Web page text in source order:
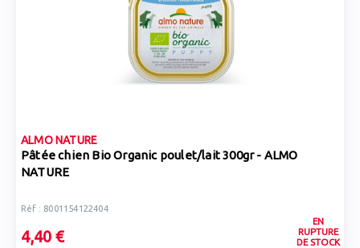
ALMO NATURE
Pâtée chien Bio Organic poulet/lait 300gr - ALMO
NATURE
Réf : 8001154122404
4,40 €
EN
RUPTURE
DE STOCK